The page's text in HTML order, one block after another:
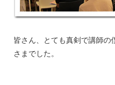
皆さん、とても真剣で講師
さまでした。